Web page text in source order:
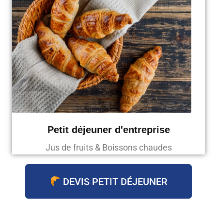
Petit déjeuner d'entreprise
Jus de fruits & Boissons chaudes
DEVIS PETIT DÉJEUNER